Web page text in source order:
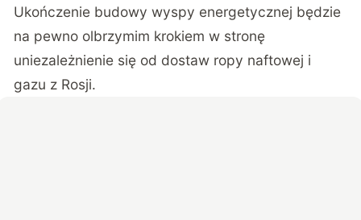
Ukończenie budowy wyspy energetycznej będzie
na pewno olbrzymim krokiem w stronę
uniezależnienie się od dostaw ropy naftowej i
gazu z Rosji.